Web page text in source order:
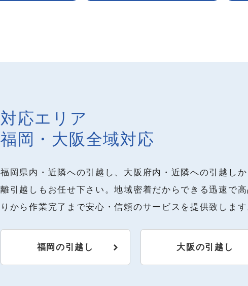
対応エリア
福岡・大阪全域対応
福岡県内・近隣への引越し、大阪府内・近隣への引越し
離引越しもお任せ下さい。地域密着だからできる迅速で
りから作業完了まで安心・信頼のサービスを提供致します
福岡の引越し 大阪の引越し